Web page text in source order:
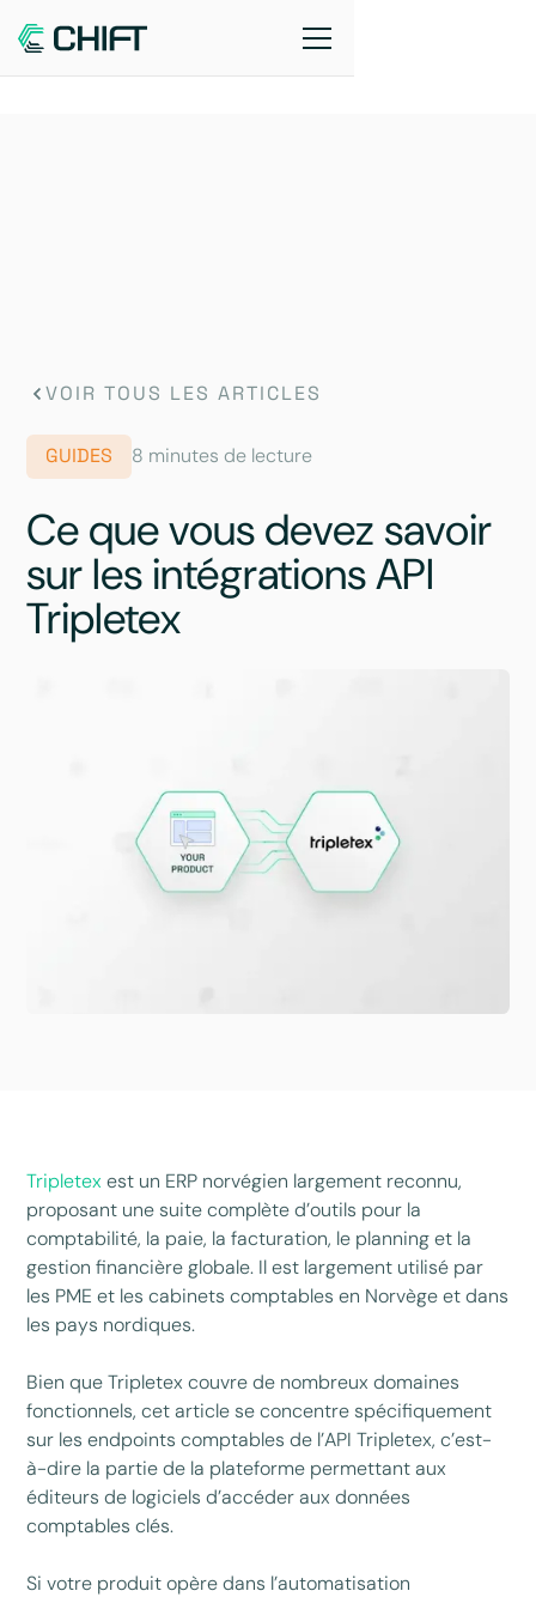
VOIR TOUS LES ARTICLES
GUIDES 8 minutes de lecture
Ce que vous devez savoir
sur les intégrations API
Tripletex
Tripletex est un ERP norvégien largement reconnu,
proposant une suite complète d’outils pour la
comptabilité, la paie, la facturation, le planning et la
gestion financière globale. Il est largement utilisé par
les PME et les cabinets comptables en Norvège et dans
les pays nordiques.
Bien que Tripletex couvre de nombreux domaines
fonctionnels, cet article se concentre spécifiquement
sur les endpoints comptables de l’API Tripletex, c’est-
à-dire la partie de la plateforme permettant aux
éditeurs de logiciels d’accéder aux données
comptables clés.
Si votre produit opère dans l’automatisation